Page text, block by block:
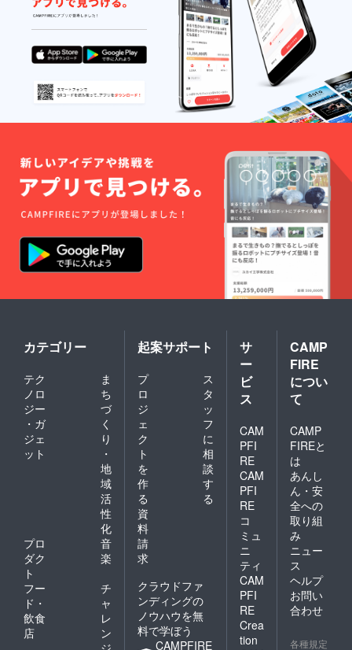
カテゴリー
テク
ノロ
ジー
・ガ
ジェ
ット
ま
ち
づ
く
り
・
地
域
活
性
化
プロ
ダク
ト
音
楽
フー
ド・
飲食
店
チ
ャ
レ
ン
起案サポート
プ
ロ
ジ
ェ
ク
ト
を
作
る
ス
タ
ッ
フ
に
相
談
す
る
資
料
請
求
クラウドファ
ンディングの
ノウハウを無
料で学ぼう
CAMPFIRE
サ
ー
ビ
ス
CAM
PFI
RE
CAM
PFI
RE
コ
ミュ
ニ
ティ
CAM
PFI
RE
Crea
tion
CAMP
FIRE
につい
て
CAMP
FIREと
は
あんし
ん・安
全への
取り組
み
ニュー
ス
ヘルプ
お問い
合わせ
各種規定